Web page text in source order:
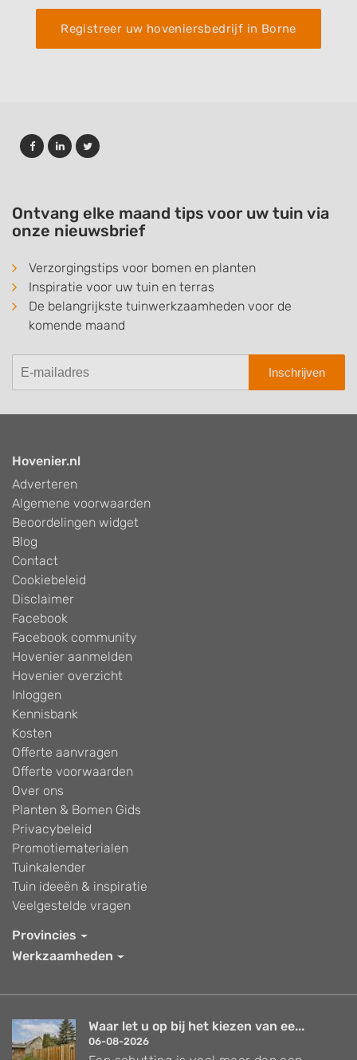
Registreer uw hoveniersbedrijf in Borne
Ontvang elke maand tips voor uw tuin via
onze nieuwsbrief
Verzorgingstips voor bomen en planten
Inspiratie voor uw tuin en terras
De belangrijkste tuinwerkzaamheden voor de
komende maand
Inschrijven
Hovenier.nl
Adverteren
Algemene voorwaarden
Beoordelingen widget
Blog
Contact
Cookiebeleid
Disclaimer
Facebook
Facebook community
Hovenier aanmelden
Hovenier overzicht
Inloggen
Kennisbank
Kosten
Offerte aanvragen
Offerte voorwaarden
Over ons
Planten & Bomen Gids
Privacybeleid
Promotiematerialen
Tuinkalender
Tuin ideeën & inspiratie
Veelgestelde vragen
Provincies
Werkzaamheden
Waar let u op bij het kiezen van ee...
06-08-2026